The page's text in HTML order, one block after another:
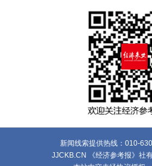
新闻线索提供热线：010-
JJCKB.CN 《经济参考报》社